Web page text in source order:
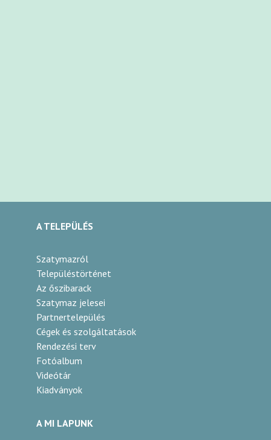
A TELEPÜLÉS
Szatymazról
Településtörténet
Az őszibarack
Szatymaz jelesei
Partnertelepülés
Cégek és szolgáltatások
Rendezési terv
Fotóalbum
Videótár
Kiadványok
A MI LAPUNK